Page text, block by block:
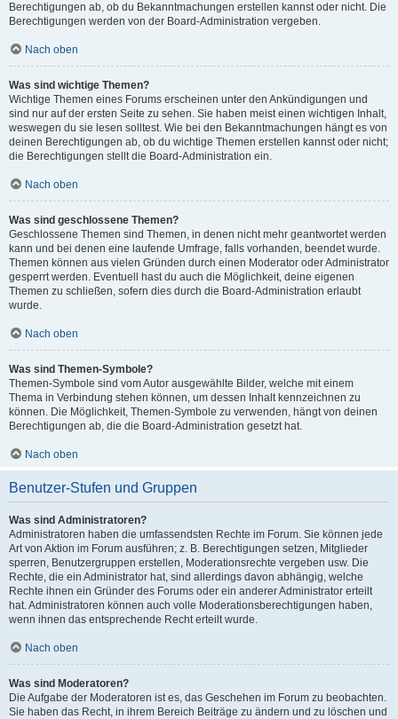
Berechtigungen ab, ob du Bekanntmachungen erstellen kannst oder nicht. Die
Berechtigungen werden von der Board-Administration vergeben.
Nach oben
Was sind wichtige Themen?
Wichtige Themen eines Forums erscheinen unter den Ankündigungen und
sind nur auf der ersten Seite zu sehen. Sie haben meist einen wichtigen Inhalt,
weswegen du sie lesen solltest. Wie bei den Bekanntmachungen hängt es von
deinen Berechtigungen ab, ob du wichtige Themen erstellen kannst oder nicht;
die Berechtigungen stellt die Board-Administration ein.
Nach oben
Was sind geschlossene Themen?
Geschlossene Themen sind Themen, in denen nicht mehr geantwortet werden
kann und bei denen eine laufende Umfrage, falls vorhanden, beendet wurde.
Themen können aus vielen Gründen durch einen Moderator oder Administrator
gesperrt werden. Eventuell hast du auch die Möglichkeit, deine eigenen
Themen zu schließen, sofern dies durch die Board-Administration erlaubt
wurde.
Nach oben
Was sind Themen-Symbole?
Themen-Symbole sind vom Autor ausgewählte Bilder, welche mit einem
Thema in Verbindung stehen können, um dessen Inhalt kennzeichnen zu
können. Die Möglichkeit, Themen-Symbole zu verwenden, hängt von deinen
Berechtigungen ab, die die Board-Administration gesetzt hat.
Nach oben
Benutzer-Stufen und Gruppen
Was sind Administratoren?
Administratoren haben die umfassendsten Rechte im Forum. Sie können jede
Art von Aktion im Forum ausführen; z. B. Berechtigungen setzen, Mitglieder
sperren, Benutzergruppen erstellen, Moderationsrechte vergeben usw. Die
Rechte, die ein Administrator hat, sind allerdings davon abhängig, welche
Rechte ihnen ein Gründer des Forums oder ein anderer Administrator erteilt
hat. Administratoren können auch volle Moderationsberechtigungen haben,
wenn ihnen das entsprechende Recht erteilt wurde.
Nach oben
Was sind Moderatoren?
Die Aufgabe der Moderatoren ist es, das Geschehen im Forum zu beobachten.
Sie haben das Recht, in ihrem Bereich Beiträge zu ändern und zu löschen und